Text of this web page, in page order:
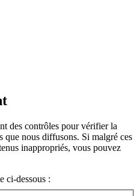
des contrôles pour vérifier la
que nous diffusons. Si malgré ces
inappropriés, vous pouvez
ci-dessous :